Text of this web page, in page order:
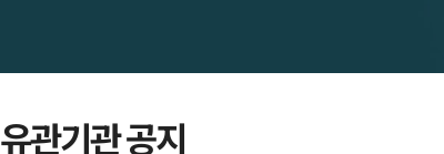
유관기관 공지